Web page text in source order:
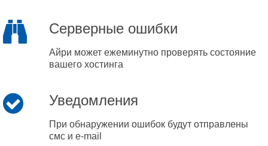
Серверные ошибки
Айри может ежеминутно проверять состояние
вашего хостинга
Уведомления
При обнаружении ошибок будут отправлены
смс и e-mail